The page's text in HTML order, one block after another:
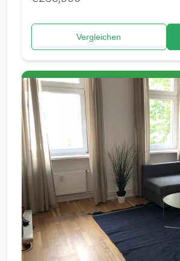
Vergleichen